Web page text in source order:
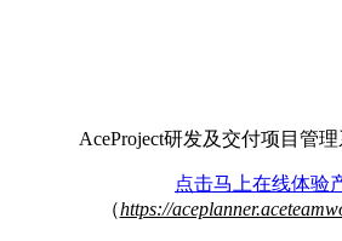
AceProject研发及交付项目管
点击马上在线体验
（https://